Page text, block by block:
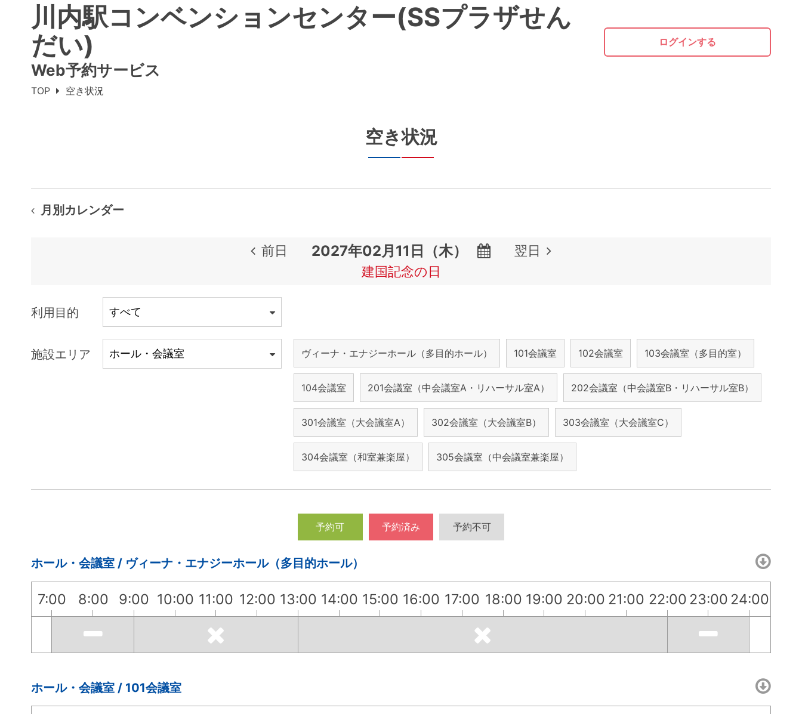
川内駅コンベンションセンター(SSプラザせん
だい)
Web予約サービス
ログインする
TOP 空き状況
空き状況
月別カレンダー
前日 
翌日
建国記念の日
利用目的
施設エリア ヴィーナ・エナジーホール（多目的ホール） 101会議室 102会議室 103会議室（多目的室）
104会議室 201会議室（中会議室A・リハーサル室A） 202会議室（中会議室B・リハーサル室B）
301会議室（大会議室A） 302会議室（大会議室B） 303会議室（大会議室C）
304会議室（和室兼楽屋） 305会議室（中会議室兼楽屋）
予約可 予約済み 予約不可
ホール・会議室 / ヴィーナ・エナジーホール（多目的ホール）
7:00 8:00 9:00 10:00 11:00 12:00 13:00 14:00 15:00 16:00 17:00 18:00 19:00 20:00 21:00 22:00 23:00 24:00
ホール・会議室 / 101会議室